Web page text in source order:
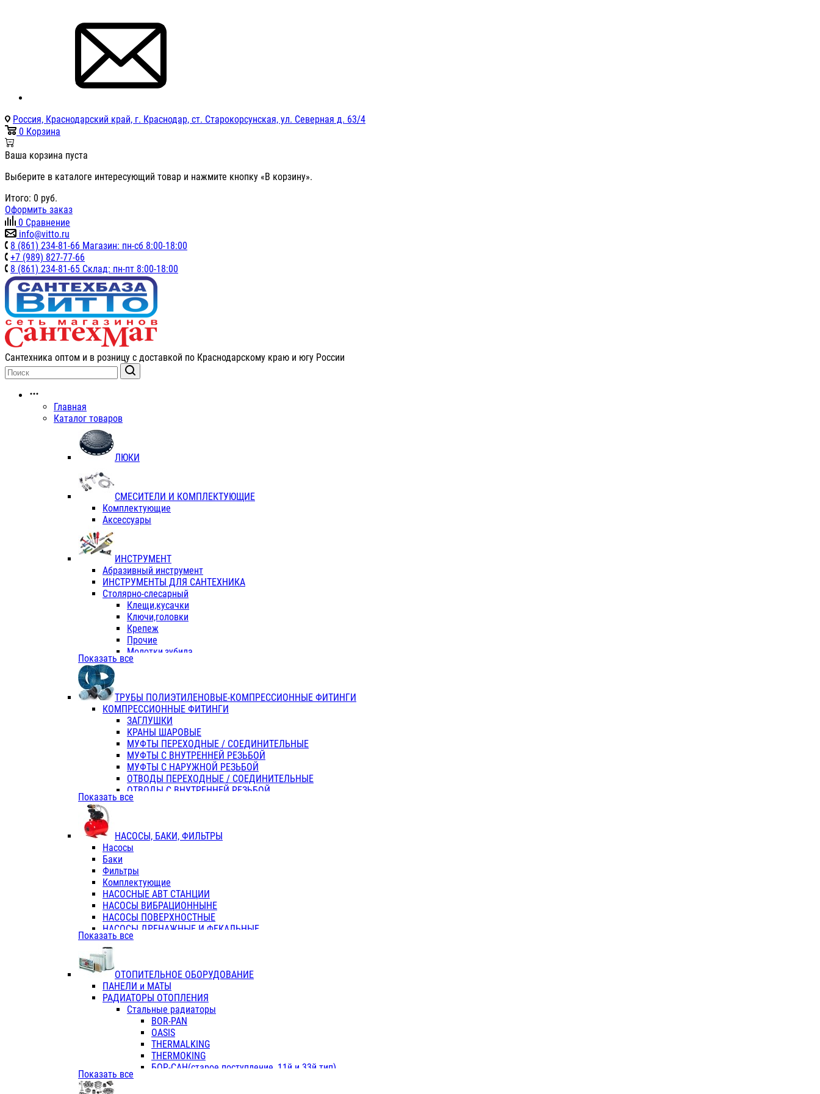
Россия, Краснодарский край, г. Краснодар, ст. Старокорсунская, ул. Северная д. 63/4
0 Корзина
Ваша корзина пуста
Выберите в каталоге интересующий товар и нажмите кнопку «В корзину».
Итого: 0 руб.
Оформить заказ
0 Сравнение
info@vitto.ru
8 (861) 234-81-66 Магазин: пн-сб 8:00-18:00
+7 (989) 827-77-66
8 (861) 234-81-65 Склад: пн-пт 8:00-18:00
Сантехника оптом и в розницу с доставкой по Краснодарскому краю и югу России
Главная
Каталог товаров
ЛЮКИ
СМЕСИТЕЛИ И КОМПЛЕКТУЮЩИЕ
Комплектующие
Аксессуары
ИНСТРУМЕНТ
Абразивный инструмент
ИНСТРУМЕНТЫ ДЛЯ САНТЕХНИКА
Столярно-слесарный
Клещи,кусачки
Ключи,головки
Крепеж
Прочие
Молотки,зубила
Пассатижи,тонкогубцы,утконосы
Отвертки
Хоз. инвентарь
ЭЛ. ИНСТРУМЕНТ OASIS
Показать все
ТРУБЫ ПОЛИЭТИЛЕНОВЫЕ-КОМПРЕССИОННЫЕ ФИТИНГИ
КОМПРЕССИОННЫЕ ФИТИНГИ
ЗАГЛУШКИ
КРАНЫ ШАРОВЫЕ
МУФТЫ ПЕРЕХОДНЫЕ / СОЕДИНИТЕЛЬНЫЕ
МУФТЫ С ВНУТРЕННЕЙ РЕЗЬБОЙ
МУФТЫ С НАРУЖНОЙ РЕЗЬБОЙ
ОТВОДЫ ПЕРЕХОДНЫЕ / СОЕДИНИТЕЛЬНЫЕ
ОТВОДЫ С ВНУТРЕННЕЙ РЕЗЬБОЙ
ОТВОДЫ С НАРУЖНОЙ РЕЗЬБОЙ
ТРОЙНИКИ ПЕРЕХОДНЫЕ / СОЕДИНИТЕЛЬНЫЕ
ТРОЙНИКИ С ВНУТРЕННЕЙ РЕЗЬБОЙ
КОЛЬЦА РЕЗИНОВЫЕ
ТРУБЫ НАПОРНЫЕ
ТРУБЫ ГОФРИРОВАННЫЕ ДВУХСЛ.
ТРУБЫ ПОЛИЭТИЛЕНОВЫЕ
Показать все
НАСОСЫ, БАКИ, ФИЛЬТРЫ
Насосы
Баки
Фильтры
Комплектующие
НАСОСНЫЕ АВТ СТАНЦИИ
НАСОСЫ ВИБРАЦИОННЫНЕ
НАСОСЫ ПОВЕРХНОСТНЫЕ
НАСОСЫ ДРЕНАЖНЫЕ И ФЕКАЛЬНЫЕ
НАСОСЫ ПОВЫСИТ и ЦИРКУЛЯЦИОННЫЕ
НАСОСЫ СКВАЖИННЫЕ
Показать все
ОТОПИТЕЛЬНОЕ ОБОРУДОВАНИЕ
ПАНЕЛИ и МАТЫ
РАДИАТОРЫ ОТОПЛЕНИЯ
Стальные радиаторы
BOR-PAN
OASIS
THERMALKING
THERMOKING
БОР-САН(старое поступление, 11й и 33й тип)
Показать все